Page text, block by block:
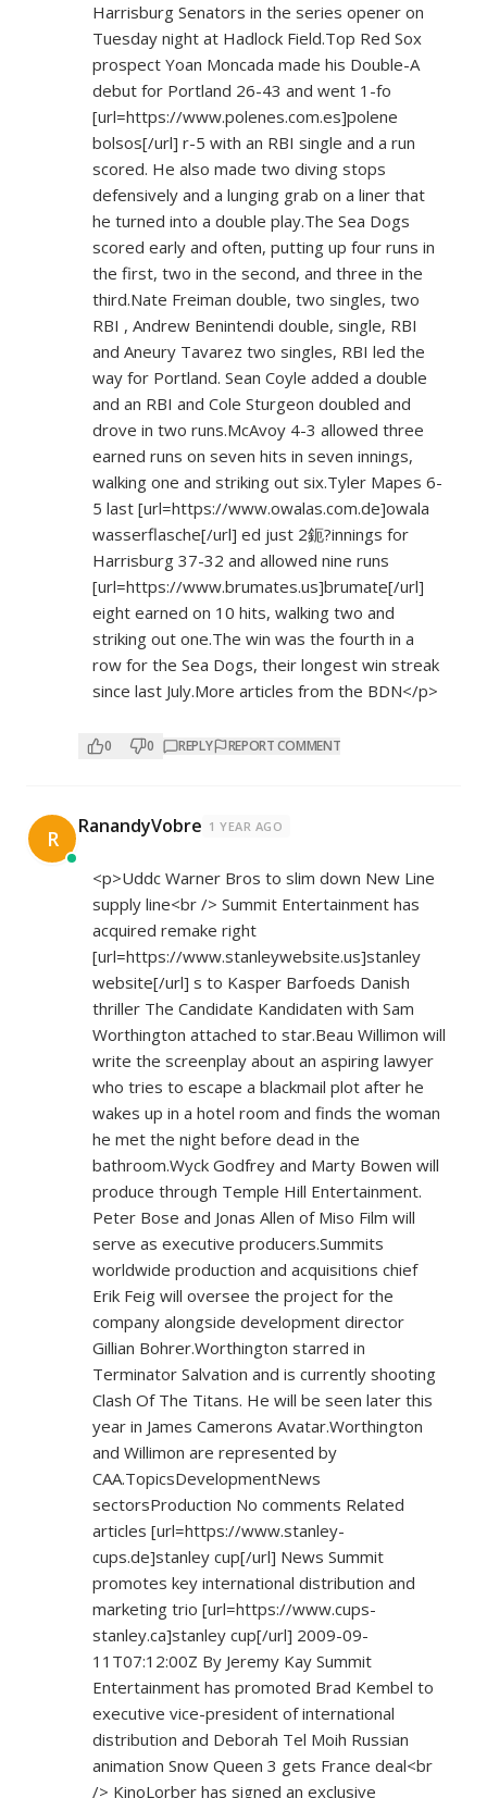
Harrisburg Senators in the series opener on
Tuesday night at Hadlock Field.Top Red Sox
prospect Yoan Moncada made his Double-A
debut for Portland 26-43 and went 1-fo
[url=https://www.polenes.com.es]polene
bolsos[/url] r-5 with an RBI single and a run
scored. He also made two diving stops
defensively and a lunging grab on a liner that
he turned into a double play.The Sea Dogs
scored early and often, putting up four runs in
the first, two in the second, and three in the
third.Nate Freiman double, two singles, two
RBI , Andrew Benintendi double, single, RBI
and Aneury Tavarez two singles, RBI led the
way for Portland. Sean Coyle added a double
and an RBI and Cole Sturgeon doubled and
drove in two runs.McAvoy 4-3 allowed three
earned runs on seven hits in seven innings,
walking one and striking out six.Tyler Mapes 6-
5 last [url=https://www.owalas.com.de]owala
wasserflasche[/url] ed just 2鈪?innings for
Harrisburg 37-32 and allowed nine runs
[url=https://www.brumates.us]brumate[/url]
eight earned on 10 hits, walking two and
striking out one.The win was the fourth in a
row for the Sea Dogs, their longest win streak
since last July.More articles from the BDN</p>
0 0 REPLY REPORT COMMENT
R RanandyVobre 1 YEAR AGO
<p>Uddc Warner Bros to slim down New Line
supply line<br /> Summit Entertainment has
acquired remake right
[url=https://www.stanleywebsite.us]stanley
website[/url] s to Kasper Barfoeds Danish
thriller The Candidate Kandidaten with Sam
Worthington attached to star.Beau Willimon will
write the screenplay about an aspiring lawyer
who tries to escape a blackmail plot after he
wakes up in a hotel room and finds the woman
he met the night before dead in the
bathroom.Wyck Godfrey and Marty Bowen will
produce through Temple Hill Entertainment.
Peter Bose and Jonas Allen of Miso Film will
serve as executive producers.Summits
worldwide production and acquisitions chief
Erik Feig will oversee the project for the
company alongside development director
Gillian Bohrer.Worthington starred in
Terminator Salvation and is currently shooting
Clash Of The Titans. He will be seen later this
year in James Camerons Avatar.Worthington
and Willimon are represented by
CAA.TopicsDevelopmentNews
sectorsProduction No comments Related
articles [url=https://www.stanley-
cups.de]stanley cup[/url] News Summit
promotes key international distribution and
marketing trio [url=https://www.cups-
stanley.ca]stanley cup[/url] 2009-09-
11T07:12:00Z By Jeremy Kay Summit
Entertainment has promoted Brad Kembel to
executive vice-president of international
distribution and Deborah Tel Moih Russian
animation Snow Queen 3 gets France deal<br
/> KinoLorber has signed an exclusive